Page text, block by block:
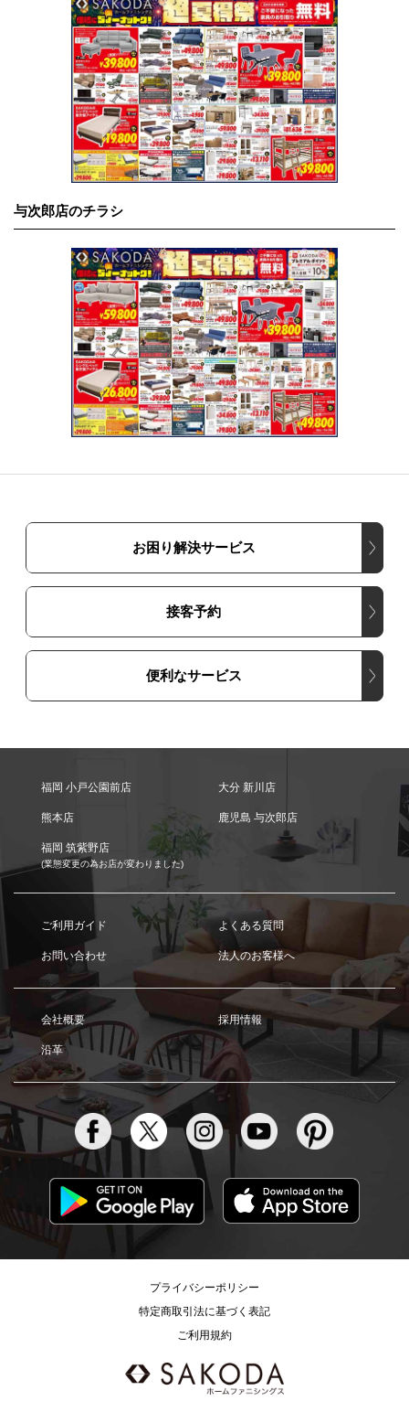
与次郎店のチラシ
お困り解決サービス
接客予約
便利なサービス
福岡 小戸公園前店 大分 新川店
熊本店 鹿児島 与次郎店
福岡 筑紫野店
(業態変更の為お店が変わりました)
ご利用ガイド よくある質問
お問い合わせ 法人のお客様へ
会社概要 採用情報
沿革
プライバシーポリシー
特定商取引法に基づく表記
ご利用規約